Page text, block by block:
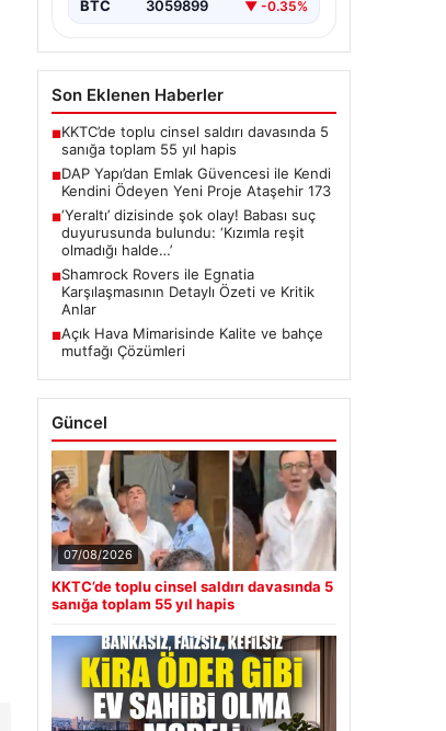
BTC 3059899 ▼ -0.35%
Son Eklenen Haberler
■KKTC’de toplu cinsel saldırı davasında 5
sanığa toplam 55 yıl hapis
■DAP Yapı’dan Emlak Güvencesi ile Kendi
Kendini Ödeyen Yeni Proje Ataşehir 173
■‘Yeraltı’ dizisinde şok olay! Babası suç
duyurusunda bulundu: ‘Kızımla reşit
olmadığı halde…’
■Shamrock Rovers ile Egnatia
Karşılaşmasının Detaylı Özeti ve Kritik
Anlar
■Açık Hava Mimarisinde Kalite ve bahçe
mutfağı Çözümleri
Güncel
07/08/2026
KKTC’de toplu cinsel saldırı davasında 5
sanığa toplam 55 yıl hapis